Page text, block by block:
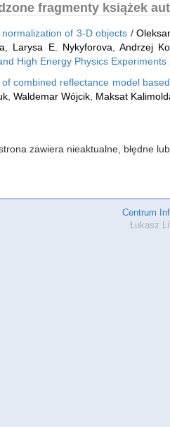
fragmenty książek
of 3-D objects /
Larysa E. Nykyforova ,Andrzej
High Energy Physics Experiments
combined reflectance model
Waldemar Wójcik Maksat
zawiera nieaktualne, błędne
Centrum
Łukasz